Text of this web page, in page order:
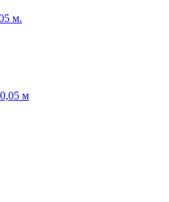
м.
м